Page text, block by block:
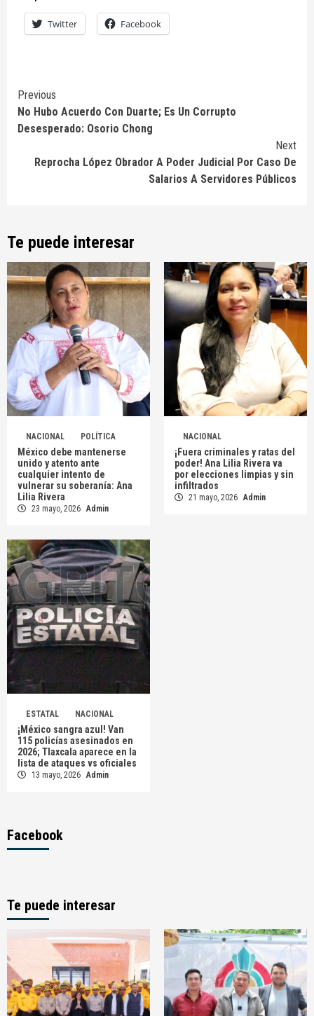
Twitter Facebook
Continue
Reading
Previous
No Hubo Acuerdo Con Duarte; Es Un Corrupto
Desesperado: Osorio Chong
Next
Reprocha López Obrador A Poder Judicial Por Caso De
Salarios A Servidores Públicos
Te puede interesar
NACIONAL POLÍTICA
México debe mantenerse
unido y atento ante
cualquier intento de
vulnerar su soberanía: Ana
Lilia Rivera
23 mayo, 2026 Admin
NACIONAL
¡Fuera criminales y ratas del
poder! Ana Lilia Rivera va
por elecciones limpias y sin
infiltrados
21 mayo, 2026 Admin
ESTATAL NACIONAL
¡México sangra azul! Van
115 policías asesinados en
2026; Tlaxcala aparece en la
lista de ataques vs oficiales
13 mayo, 2026 Admin
Facebook
Te puede interesar